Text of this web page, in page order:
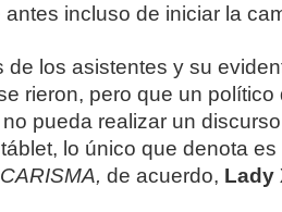
incluso de iniciar la
de los asistentes y su
rieron, pero que un
pueda realizar un
lo único que denota
CARISMA, de acuerdo, Lady